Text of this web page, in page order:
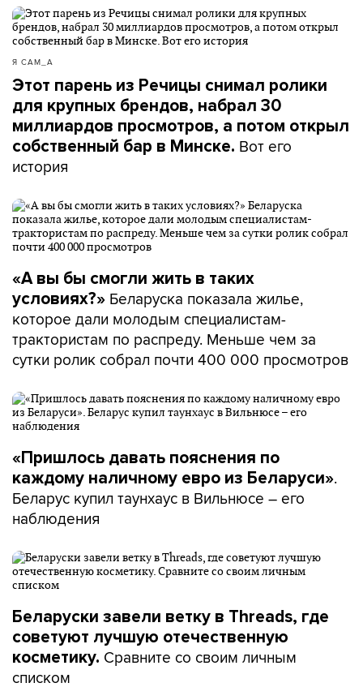
Я САМ_А
Этот парень из Речицы снимал ролики
для крупных брендов, набрал 30
миллиардов просмотров, а потом открыл
собственный бар в Минске. Вот его
история
«А вы бы смогли жить в таких
условиях?» Беларуска показала жилье,
которое дали молодым специалистам-
трактористам по распреду. Меньше чем за
сутки ролик собрал почти 400 000 просмотров
«Пришлось давать пояснения по
каждому наличному евро из Беларуси».
Беларус купил таунхаус в Вильнюсе – его
наблюдения
Беларуски завели ветку в Threads, где
советуют лучшую отечественную
косметику. Сравните со своим личным
списком